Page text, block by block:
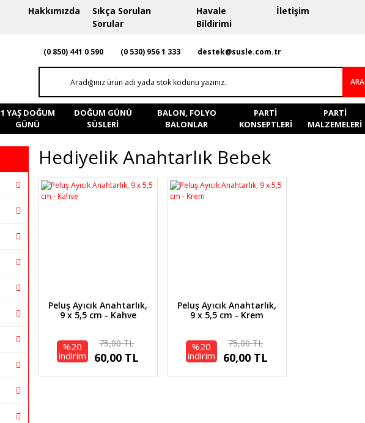
Hakkımızda
Sıkça Sorulan
Sorular
Havale
Bildirimi
İletişim
(0 850) 441 0 590 (0 530) 956 1 333 destek@susle.com.tr
ARA
1 YAŞ DOĞUM
GÜNÜ
DOĞUM GÜNÜ
SÜSLERI
BALON, FOLYO
BALONLAR
PARTI
KONSEPTLERI
PARTI
MALZEMELERI
Hediyelik Anahtarlık Bebek
Peluş Ayıcık Anahtarlık,
9 x 5,5 cm - Kahve
%20
indirim
75,00 TL
60,00 TL
Peluş Ayıcık Anahtarlık,
9 x 5,5 cm - Krem
%20
indirim
75,00 TL
60,00 TL